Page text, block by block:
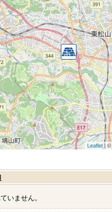
Leaflet| ©
いません。